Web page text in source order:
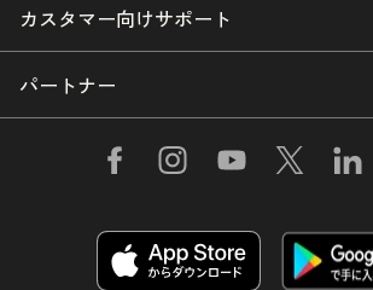
カスタマー向けサポート
パートナー